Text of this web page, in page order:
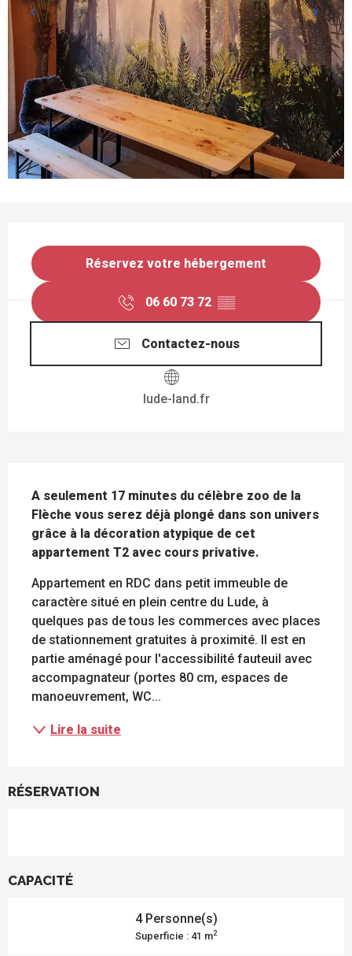
Réservez votre hébergement
06 60 73 72 ▒▒
Contactez-nous
lude-land.fr
A seulement 17 minutes du célèbre zoo de la
Flèche vous serez déjà plongé dans son univers
grâce à la décoration atypique de cet
appartement T2 avec cours privative.
Appartement en RDC dans petit immeuble de
caractère situé en plein centre du Lude, à
quelques pas de tous les commerces avec places
de stationnement gratuites à proximité. Il est en
partie aménagé pour l'accessibilité fauteuil avec
accompagnateur (portes 80 cm, espaces de
manoeuvrement, WC...
Lire la suite
RÉSERVATION
CAPACITÉ
4 Personne(s)
Superficie : 41 m2